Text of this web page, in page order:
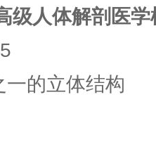
级人体解剖医学
一的立体结构